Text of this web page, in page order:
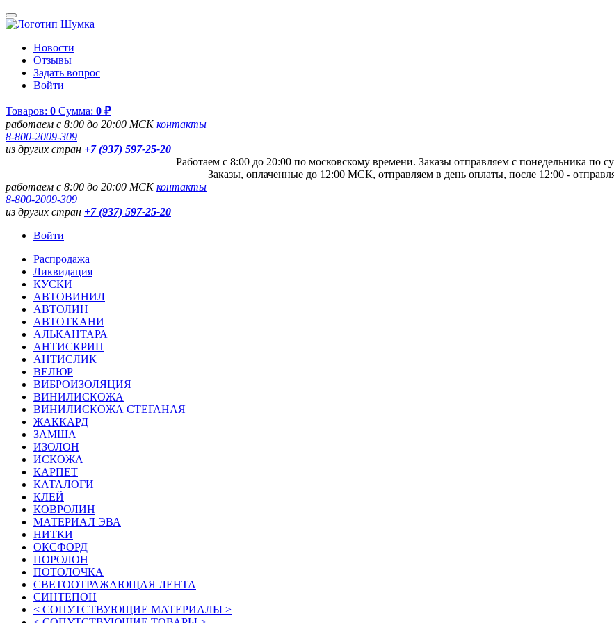
Новости
Отзывы
Задать вопрос
Войти
Товаров: 0 Сумма: 0 ₽
работаем с 8:00 до 20:00 МСКконтакты
8-800-2009-309
из других стран +7 (937) 597-25-20
Работаем с 8:00 до 20:00 по московскому времени. Заказы отправляем с понедельника по
Заказы, оплаченные до 12:00 МСК, отправляем в день оплаты, после 12:00 -
работаем с 8:00 до 20:00 МСКконтакты
8-800-2009-309
из других стран +7 (937) 597-25-20
Войти
Распродажа
Ликвидация
КУСКИ
АВТОВИНИЛ
АВТОЛИН
АВТОТКАНИ
АЛЬКАНТАРА
АНТИСКРИП
АНТИСЛИК
ВЕЛЮР
ВИБРОИЗОЛЯЦИЯ
ВИНИЛИСКОЖА
ВИНИЛИСКОЖА СТЕГАНАЯ
ЖАККАРД
ЗАМША
ИЗОЛОН
ИСКОЖА
КАРПЕТ
КАТАЛОГИ
КЛЕЙ
КОВРОЛИН
МАТЕРИАЛ ЭВА
НИТКИ
ОКСФОРД
ПОРОЛОН
ПОТОЛОЧКА
СВЕТООТРАЖАЮЩАЯ ЛЕНТА
СИНТЕПОН
< СОПУТСТВУЮЩИЕ МАТЕРИАЛЫ >